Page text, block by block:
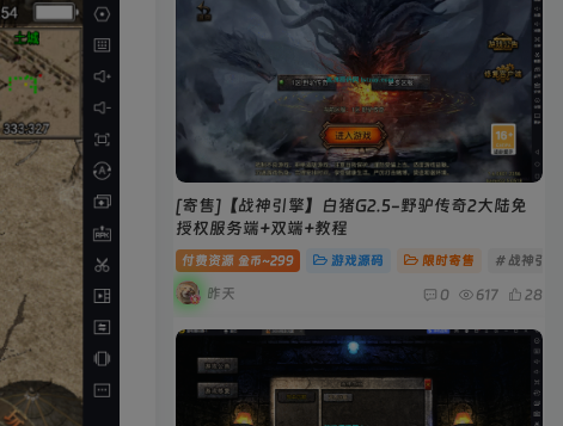
[寄售]【战神引擎】白猪G2.5-野驴传奇2大陆免
授权服务端+双端+教程
付费资源 金币~299 游戏源码 限时寄售 # 战神引擎
昨天 0 617 28